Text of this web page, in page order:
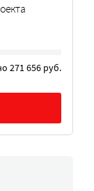
271 656 руб.